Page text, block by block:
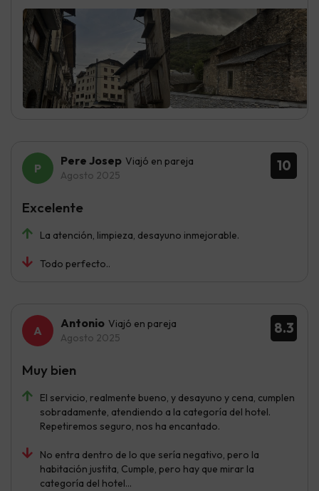
10
Pere Josep Viajó en pareja
Agosto 2025
La atención, limpieza, desayuno inmejorable.
Todo perfecto..
Excelente
8.3
Antonio Viajó en pareja
Agosto 2025
El servicio, realmente bueno, y desayuno y cena, cumplen
sobradamente, atendiendo a la categoría del hotel.
Repetiremos seguro, nos ha encantado.
No entra dentro de lo que sería negativo, pero la
habitación justita, Cumple, pero hay que mirar la
categoría del hotel...
Muy bien